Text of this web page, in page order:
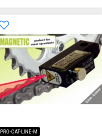
PRO-CAT-LINE-M